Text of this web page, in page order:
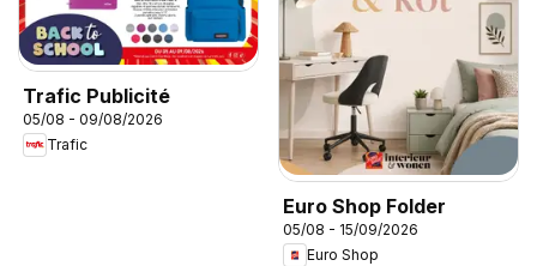
Trafic Publicité
05/08 - 09/08/2026
Trafic
Euro Shop Folder
05/08 - 15/09/2026
Euro Shop